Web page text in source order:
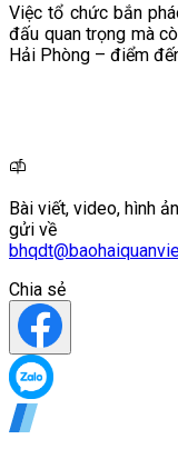
Việc tổ chức bắn
đấu quan trọng mà
Hải Phòng – điểm
Bài viết, video, hình
gửi về
Chia sẻ